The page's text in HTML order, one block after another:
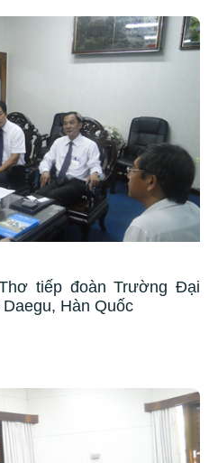
tiếp đoàn Trường Đại
Hàn Quốc